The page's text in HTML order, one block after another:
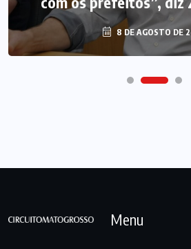
8 DE AGOSTO DE
Menu